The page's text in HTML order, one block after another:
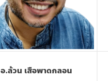
อ.ล้วน เสือพาดกลอน